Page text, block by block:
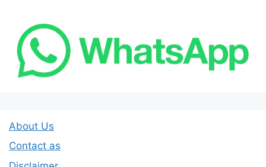
About Us
Contact as